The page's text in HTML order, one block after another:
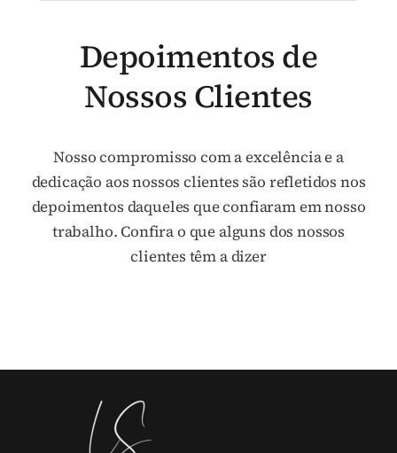
Depoimentos de
Nossos Clientes
Nosso compromisso com a excelência e a
dedicação aos nossos clientes são refletidos nos
depoimentos daqueles que confiaram em nosso
trabalho. Confira o que alguns dos nossos
clientes têm a dizer